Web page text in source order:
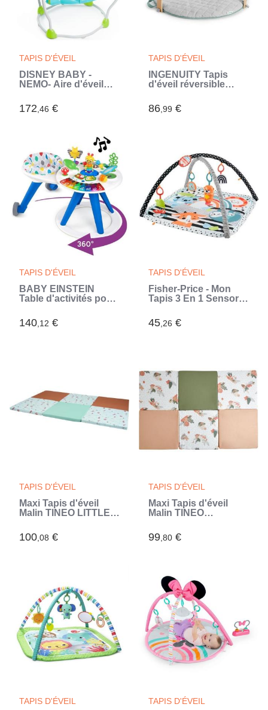
TAPIS D'ÉVEIL
DISNEY BABY -
NEMO- Aire d'éveil
cadeau bébé, pivotant
a 360° 13 jeux
172,46 €
TAPIS D'ÉVEIL
INGENUITY Tapis
d'éveil réversible
- pliable, arche de jeu
en bois amovible, 5
86,99 €
TAPIS D'ÉVEIL
BABY EINSTEIN
Table d'activités pour
4-en-1 Pivotant a 360°
sécurisé, cadeau
140,12 €
TAPIS D'ÉVEIL
Fisher-Price - Mon
Tapis 3 En 1 Sensoriel
Age (Blanc)
45,26 €
TAPIS D'ÉVEIL
Maxi Tapis d'éveil
Malin TINEO LITTLE
évolutif multifonction
- 120x180x5 cm
100,08 €
TAPIS D'ÉVEIL
Maxi Tapis d'éveil
Malin TINEO
Tapis évolutif
multifonction -
99,80 €
TAPIS D'ÉVEIL TAPIS D'ÉVEIL